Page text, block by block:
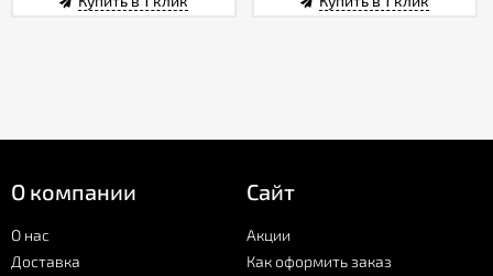
О компании
О нас
Доставка
Сайт
Акции
Как оформить заказ